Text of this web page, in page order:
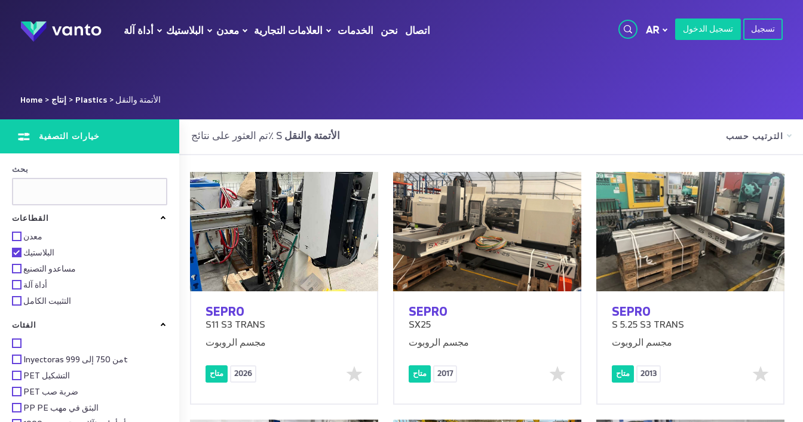
أداة آلة البلاستيك معدن العلامات التجارية الخدمات نحن اتصال AR تسجيل الدخول تسجيل
Home > إنتاج > Plastics > الأتمتة والنقل
خيارات التصفية
بحث
القطاعات
معدن
البلاستيك
مساعدو التصنيع
أداة آلة
التثبيت الكامل
الفئات
Inyectoras من 750 إلى 999t
PET التشكيل
PET ضربة صب
PP PE البثق في مهب
تم العثور على نتائج٪ S الأتمتة والنقل الترتيب حسب
SEPRO
S11 S3 TRANS
مجسم الروبوت
متاح 2026
SEPRO
SX25
مجسم الروبوت
متاح 2017
SEPRO
S 5.25 S3 TRANS
مجسم الروبوت
متاح 2013